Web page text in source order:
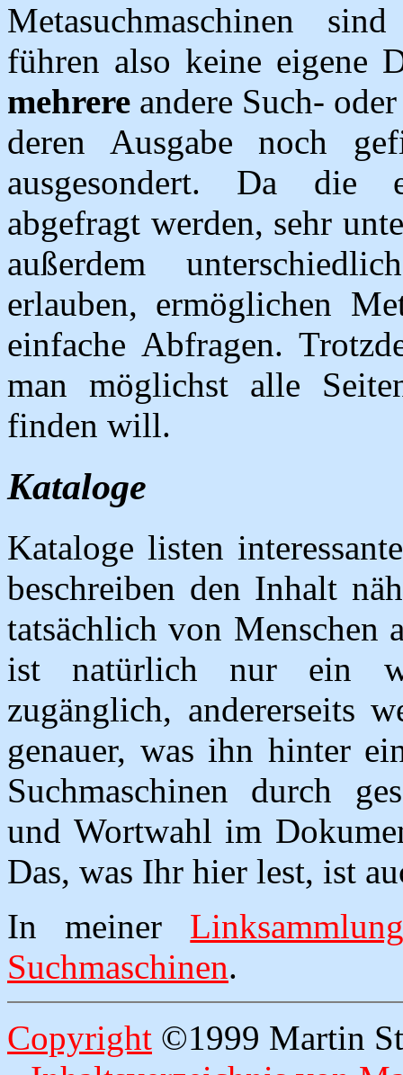
Metasuchmaschinen
führen also keine eigene
mehrere andere Such-
deren Ausgabe noch
ausgesondert. Da die
abgefragt werden, sehr
außerdem
erlauben, ermöglichen
einfache Abfragen.
man möglichst alle
finden will.
Kataloge
Kataloge listen
beschreiben den Inhalt
tatsächlich von Menschen
ist natürlich nur ein
zugänglich, andererseits
genauer, was ihn hinter
Suchmaschinen durch
und Wortwahl im
Das, was Ihr hier lest, ist
In meiner
Suchmaschinen.
Copyright ©1999 Martin